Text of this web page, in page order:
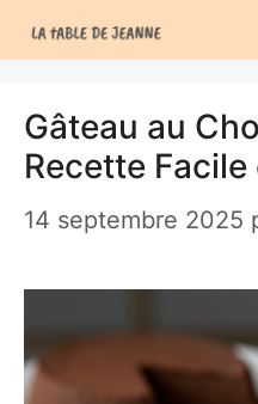
au
Gâteau au
Recette
14 septembre 2025